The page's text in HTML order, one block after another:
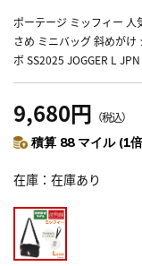
ポーテージ ミッフィー
さめ ミニバッグ 斜めが
ボ SS2025 JOGGER L JPN
9,680円 （税込）
積算 88 マイル (1
在庫 在庫あり